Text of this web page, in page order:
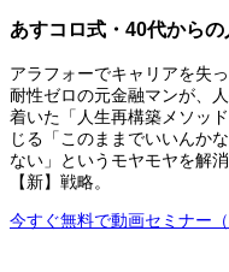
あすコロ式・40代から
アラフォーでキャリアを失
耐性ゼロの元金融マンが、
着いた「人生再構築メソッ
じる「このままでいいんか
ない」というモヤモヤを解
【新】戦略。
今すぐ無料で動画セミナー